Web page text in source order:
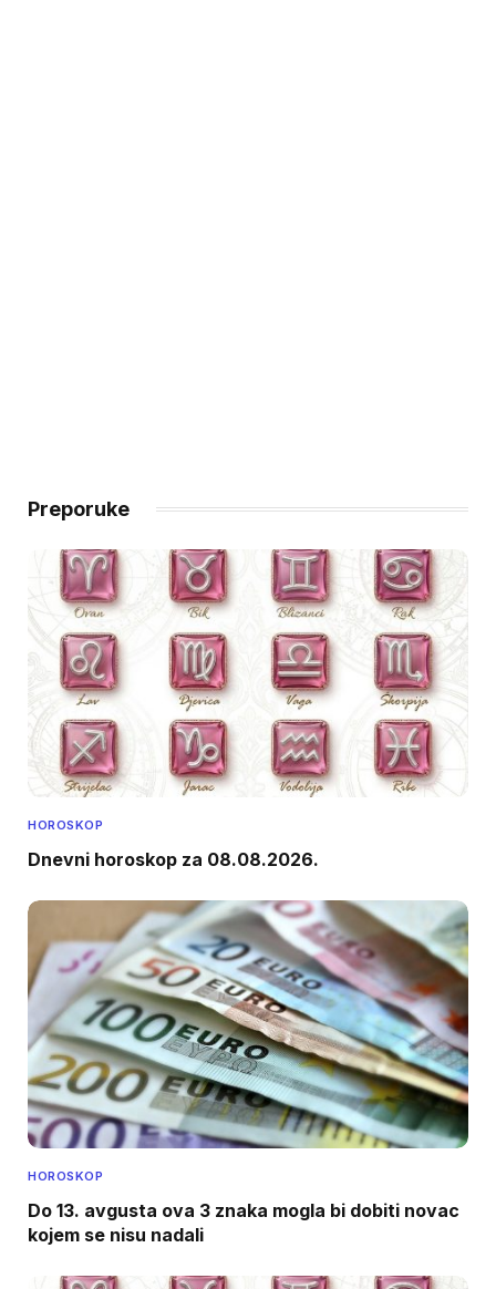
Preporuke
HOROSKOP
Dnevni horoskop za 08.08.2026.
HOROSKOP
Do 13. avgusta ova 3 znaka mogla bi dobiti novac
kojem se nisu nadali